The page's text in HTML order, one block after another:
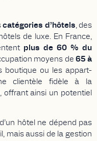
catégories d’hôtels , des
de luxe. En France,
plus de 60 % du
moyens de 65 à
boutique ou les appart-
clientèle fidèle à la
, offrant ainsi un potentiel
hôtel ne dépend pas
mais aussi de la gestion